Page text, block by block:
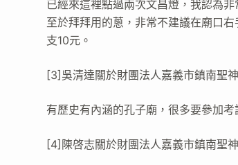
已經來這裡點過兩次文昌燈，我認為非
至於拜拜用的蔥，非常不建議在廟口
支10元。
[3]吳清達關於財團法人嘉義市鎮南聖
有歷史有內涵的孔子廟，很多要參加
[4]陳啓志關於財團法人嘉義市鎮南聖